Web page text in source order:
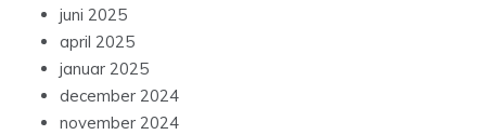
juni 2025
april 2025
januar 2025
december 2024
november 2024